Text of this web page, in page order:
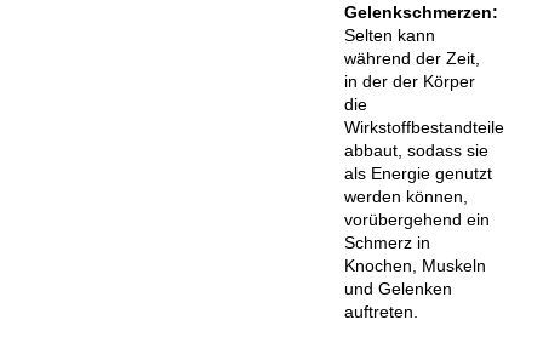
Gelenkschmerzen:
Selten kann
während der Zeit,
in der der Körper
die
Wirkstoffbestandteile
abbaut, sodass sie
als Energie genutzt
werden können,
vorübergehend ein
Schmerz in
Knochen, Muskeln
und Gelenken
auftreten.